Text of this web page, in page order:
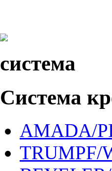
система
Система
AMADA/
TRUMPF/